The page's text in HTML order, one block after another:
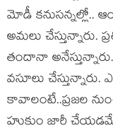
మోడీ క‌నుస‌న్న‌ల్లో..
అమ‌లు
తందానా అనేస్తున్నారు.
వ‌సూలు చేస్తున్నారు.
కావాలంటే..ప్ర‌జ‌ల
హుకుం జారీ